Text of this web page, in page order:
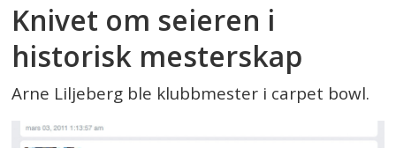
Knivet om seieren i
historisk mesterskap
Arne Liljeberg ble klubbmester i carpet bowl.